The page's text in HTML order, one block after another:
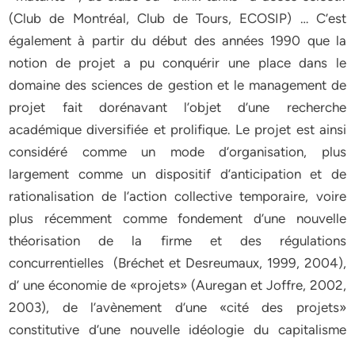
(Club de Montréal, Club de Tours, ECOSIP) … C’est
également à partir du début des années 1990 que la
notion de projet a pu conquérir une place dans le
domaine des sciences de gestion et le management de
projet fait dorénavant l’objet d’une recherche
académique diversifiée et prolifique. Le projet est ainsi
considéré comme un mode d’organisation, plus
largement comme un dispositif d’anticipation et de
rationalisation de l’action collective temporaire, voire
plus récemment comme fondement d’une nouvelle
théorisation de la firme et des régulations
concurrentielles (Bréchet et Desreumaux, 1999, 2004),
d’ une économie de «projets» (Auregan et Joffre, 2002,
2003), de l’avènement d’une «cité des projets»
constitutive d’une nouvelle idéologie du capitalisme